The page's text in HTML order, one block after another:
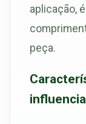
aplicação,
peça.